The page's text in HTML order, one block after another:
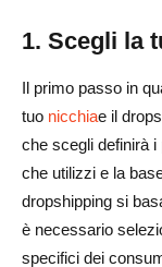
1. Scegli la
Il primo passo in
tuo nicchiae il
che scegli definirà
che utilizzi e la
dropshipping si
è necessario
specifici dei